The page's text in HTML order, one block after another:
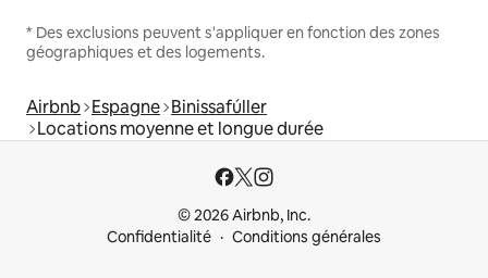
* Des exclusions peuvent s'appliquer en fonction des zones
géographiques et des logements.
Airbnb Espagne Binissafúller
Locations moyenne et longue durée
© 2026 Airbnb, Inc.
Confidentialité
Conditions générales